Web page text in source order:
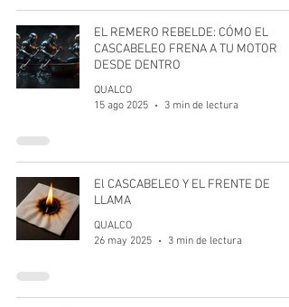
EL REMERO REBELDE: CÓMO EL
CASCABELEO FRENA A TU MOTOR
DESDE DENTRO
QUALCO
15 ago 2025
3 min de lectura
El CASCABELEO Y EL FRENTE DE
LLAMA
QUALCO
26 may 2025
3 min de lectura